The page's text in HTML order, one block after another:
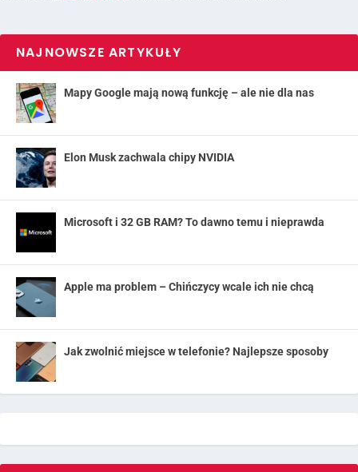
NAJNOWSZE ARTYKUŁY
Mapy Google mają nową funkcję – ale nie dla nas
Elon Musk zachwala chipy NVIDIA
Microsoft i 32 GB RAM? To dawno temu i nieprawda
Apple ma problem – Chińczycy wcale ich nie chcą
Jak zwolnić miejsce w telefonie? Najlepsze sposoby